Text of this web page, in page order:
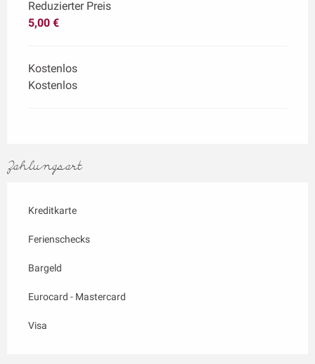
Reduzierter Preis
5,00 €
Kostenlos
Kostenlos
Zahlungsart
Kreditkarte
Ferienschecks
Bargeld
Eurocard - Mastercard
Visa